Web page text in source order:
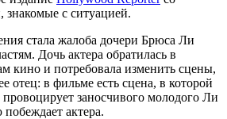
знакомые с ситуацией.
стала жалоба дочери Брюса Ли
Дочь актера обратилась в
кино и потребовала изменить сцены,
отец: в фильме есть сцена, в которой
заносчивого молодого Ли
актера.